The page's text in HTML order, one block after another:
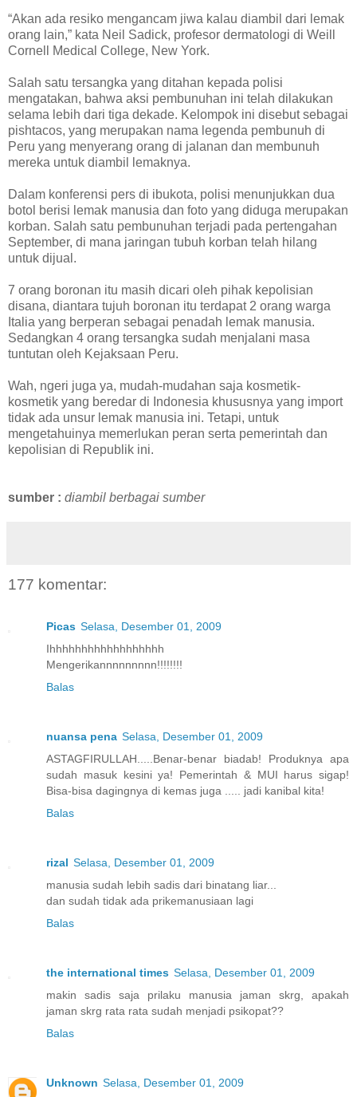
“Akan ada resiko mengancam jiwa kalau diambil dari lemak
orang lain,” kata Neil Sadick, profesor dermatologi di Weill
Cornell Medical College, New York.
Salah satu tersangka yang ditahan kepada polisi
mengatakan, bahwa aksi pembunuhan ini telah dilakukan
selama lebih dari tiga dekade. Kelompok ini disebut sebagai
pishtacos, yang merupakan nama legenda pembunuh di
Peru yang menyerang orang di jalanan dan membunuh
mereka untuk diambil lemaknya.
Dalam konferensi pers di ibukota, polisi menunjukkan dua
botol berisi lemak manusia dan foto yang diduga merupakan
korban. Salah satu pembunuhan terjadi pada pertengahan
September, di mana jaringan tubuh korban telah hilang
untuk dijual.
7 orang boronan itu masih dicari oleh pihak kepolisian
disana, diantara tujuh boronan itu terdapat 2 orang warga
Italia yang berperan sebagai penadah lemak manusia.
Sedangkan 4 orang tersangka sudah menjalani masa
tuntutan oleh Kejaksaan Peru.
Wah, ngeri juga ya, mudah-mudahan saja kosmetik-
kosmetik yang beredar di Indonesia khususnya yang import
tidak ada unsur lemak manusia ini. Tetapi, untuk
mengetahuinya memerlukan peran serta pemerintah dan
kepolisian di Republik ini.
sumber : diambil berbagai sumber
177 komentar:
Picas Selasa, Desember 01, 2009
Ihhhhhhhhhhhhhhhhhh
Mengerikannnnnnnnn!!!!!!!!
Balas
nuansa pena Selasa, Desember 01, 2009
ASTAGFIRULLAH.....Benar-benar biadab! Produknya apa
sudah masuk kesini ya! Pemerintah & MUI harus sigap!
Bisa-bisa dagingnya di kemas juga ..... jadi kanibal kita!
Balas
rizal Selasa, Desember 01, 2009
manusia sudah lebih sadis dari binatang liar...
dan sudah tidak ada prikemanusiaan lagi
Balas
the international times Selasa, Desember 01, 2009
makin sadis saja prilaku manusia jaman skrg, apakah
jaman skrg rata rata sudah menjadi psikopat??
Balas
Unknown Selasa, Desember 01, 2009